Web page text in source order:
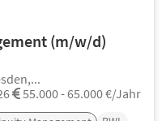
(m/w/d)
55.000 - 65.000 €/Jahr